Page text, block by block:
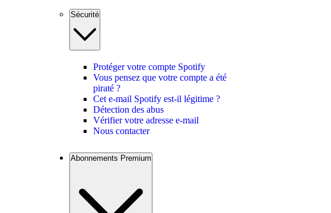
Sécurité
Protéger votre compte Spotify
Vous pensez que votre compte a été
piraté ?
Cet e-mail Spotify est-il légitime ?
Détection des abus
Vérifier votre adresse e-mail
Nous contacter
Abonnements Premium